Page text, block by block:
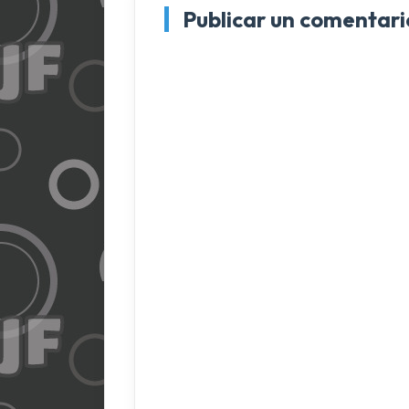
Publicar un